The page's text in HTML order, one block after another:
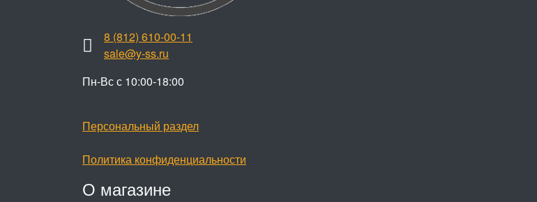
О магазине
8 (812) 610-00-11
sale@y-ss.ru
Пн-Вс с 10:00-18:00
Персональный раздел
Политика конфиденциальности